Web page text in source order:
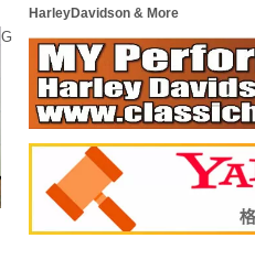
G
HarleyDavidson & More